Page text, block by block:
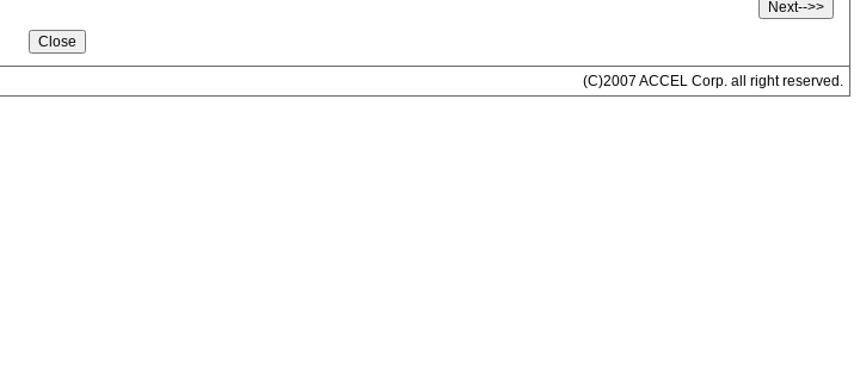
(C)2007 ACCEL Corp. all right reserved.